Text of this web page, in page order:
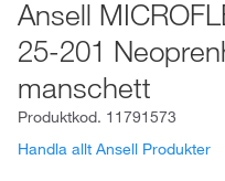
Ansell
25-201
manschett
Produktkod. 11791573
Handla allt Ansell Produkter